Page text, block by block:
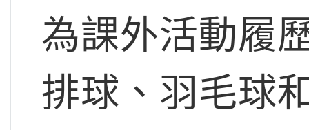
為課外活動履
排球、羽毛球